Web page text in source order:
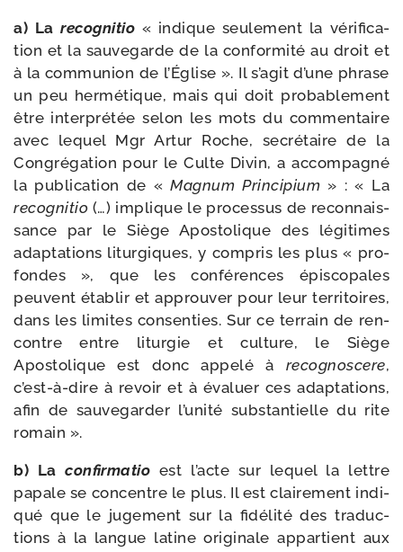
a) La recog­ni­tio « indique seule­ment la véri­fi­ca­
tion et la sau­ve­garde de la confor­mi­té au droit et
à la com­mu­nion de l’Église ». Il s’a­git d’une phrase
un peu her­mé­tique, mais qui doit pro­ba­ble­ment
être inter­pré­tée selon les mots du com­men­taire
avec lequel Mgr Artur Roche, secré­taire de la
Congrégation pour le Culte Divin, a accom­pa­gné
la publi­ca­tion de «Magnum Principium » : « La
recog­ni­tio (…) implique le pro­ces­sus de recon­nais­
sance par le Siège Apostolique des légi­times
adap­ta­tions litur­giques, y com­pris les plus « pro­
fondes », que les confé­rences épis­co­pales
peuvent éta­blir et approu­ver pour leur ter­ri­toires,
dans les limites consen­ties. Sur ce ter­rain de ren­
contre entre litur­gie et culture, le Siège
Apostolique est donc appe­lé à reco­gnos­cere,
c’est-​à-​dire à revoir et à éva­luer ces adap­ta­tions,
afin de sau­ve­gar­der l’u­ni­té sub­stan­tielle du rite
romain ».
b) Laconfir­ma­tio est l’acte sur lequel la lettre
papale se concentre le plus. Il est clai­re­ment indi­
qué que le juge­ment sur la fidé­li­té des tra­duc­
tions à la langue latine ori­gi­nale appar­tient aux